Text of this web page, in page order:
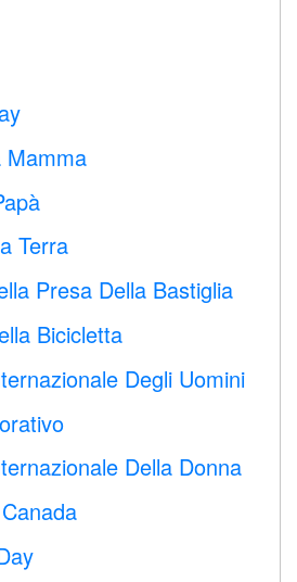
Mamma
Terra
Presa Della Bastiglia
Bicicletta
Degli Uomini
Della Donna